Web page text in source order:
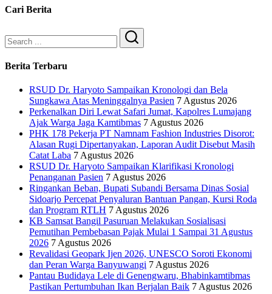
Cari Berita
Search
Berita Terbaru
RSUD Dr. Haryoto Sampaikan Kronologi dan Bela
Sungkawa Atas Meninggalnya Pasien 7 Agustus 2026
Perkenalkan Diri Lewat Safari Jumat, Kapolres Lumajang
Ajak Warga Jaga Kamtibmas 7 Agustus 2026
PHK 178 Pekerja PT Namnam Fashion Industries Disorot:
Alasan Rugi Dipertanyakan, Laporan Audit Disebut Masih
Catat Laba 7 Agustus 2026
RSUD Dr. Haryoto Sampaikan Klarifikasi Kronologi
Penanganan Pasien 7 Agustus 2026
Ringankan Beban, Bupati Subandi Bersama Dinas Sosial
Sidoarjo Percepat Penyaluran Bantuan Pangan, Kursi Roda
dan Program RTLH 7 Agustus 2026
KB Samsat Bangil Pasuruan Melakukan Sosialisasi
Pemutihan Pembebasan Pajak Mulai 1 Sampai 31 Agustus
2026 7 Agustus 2026
Revalidasi Geopark Ijen 2026, UNESCO Soroti Ekonomi
dan Peran Warga Banyuwangi 7 Agustus 2026
Pantau Budidaya Lele di Genengwaru, Bhabinkamtibmas
Pastikan Pertumbuhan Ikan Berjalan Baik 7 Agustus 2026